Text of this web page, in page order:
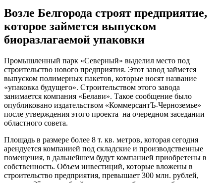
Возле Белгорода строят предприятие,
которое займется выпуском
биоразлагаемой упаковки
Промышленный парк «Северный» выделил место под
строительство нового предприятия. Этот завод займется
выпуском полимерных пакетов, которые носят название
«упаковка будущего». Строительством этого завода
занимается компания «Белави». Такое сообщение было
опубликовано издательством «КоммерсантЪ-Черноземье»
после утверждения этого проекта на очередном заседании
областного совета.
Площадь в размере более 8 т. кв. метров, которая сегодня
арендуется компанией под складские и производственные
помещения, в дальнейшем будут компанией приобретены в
собственность. Объем инвестиций, которые вложены в
строительство предприятия, превышает 300 млн. рублей,